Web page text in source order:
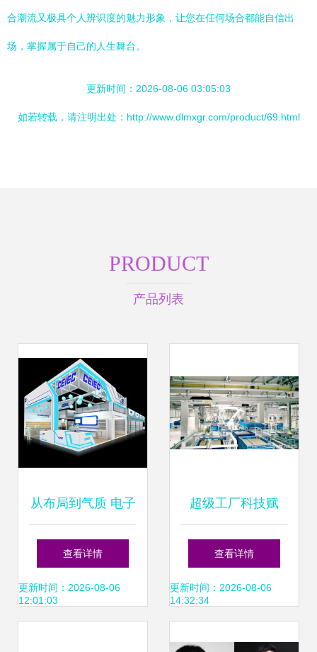
合潮流又极具个人辨识度的魅力形象，让您在任何场合都能自信出
场，掌握属于自己的人生舞台。
更新时间：2026-08-06 03:05:03
如若转载，请注明出处：http://www.dlmxgr.com/product/69.html
PRODUCT
产品列表
从布局到气质 电子
展台设计的统一技
巧，让个人形象一
查看详情
更新时间：2026-08-06
12:01:03
超级工厂科技赋
能，蒙牛焕新品牌
形象
查看详情
更新时间：2026-08-06
14:32:34